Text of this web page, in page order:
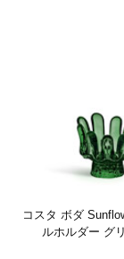
コスタ ボダ
ルホルダー グ